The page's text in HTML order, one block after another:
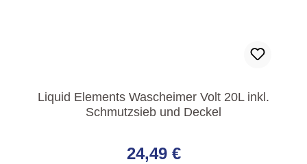
Liquid Elements Wascheimer Volt 20L inkl.
Schmutzsieb und Deckel
24,49 €